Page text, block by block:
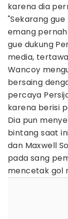
karena dia
"Sekarang
emang
gue dukung
media,
Wancoy
bersaing
percaya
karena berisi
Dia pun
bintang saat
dan Maxwell
pada sang
mencetak gol